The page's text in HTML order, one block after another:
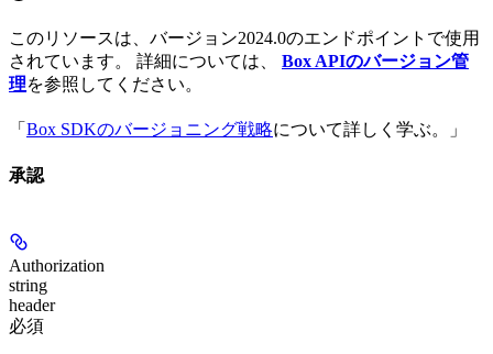
このリソースは、バージョン2024.0のエンドポイントで使用
されています。 詳細については、 Box APIのバージョン管
理を参照してください。
「 Box SDKのバージョニング戦略について詳しく学ぶ。」
承認
Authorization
string
header
必須